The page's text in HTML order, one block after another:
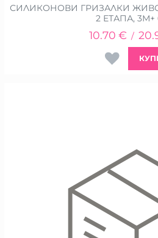
СИЛИКОНОВИ ГРИЗАЛКИ
2 ЕТАПА, 3М+
10.70 € /